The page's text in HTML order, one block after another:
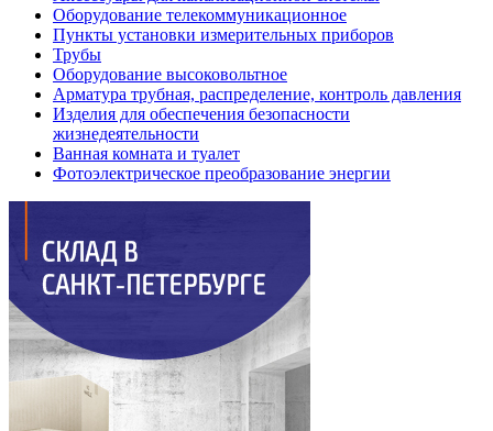
Оборудование телекоммуникационное
Пункты установки измерительных приборов
Трубы
Оборудование высоковольтное
Арматура трубная, распределение, контроль давления
Изделия для обеспечения безопасности
жизнедеятельности
Ванная комната и туалет
Фотоэлектрическое преобразование энергии